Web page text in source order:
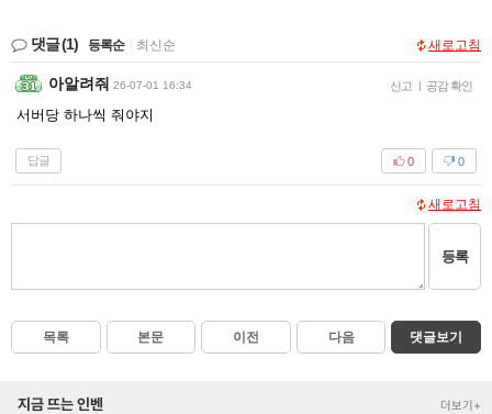
댓글(1) 등록순 최신순 새로고침
아알려줘 26-07-01 16:34 신고 | 공감 확인
서버당 하나씩 줘야지
답글 0
0
새로고침
등록
목록 본문 이전 다음 댓글보기
지금 뜨는 인벤 더보기+